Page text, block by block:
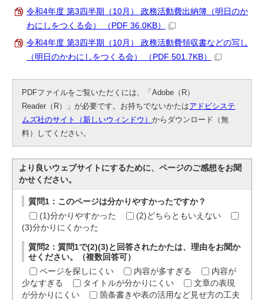
令和4年度 第3四半期（10月） 政務活動費出納簿（明日のか
わにしをつくる会） （PDF 36.0KB）
令和4年度 第3四半期（10月） 政務活動費領収書などの写し
（明日のかわにしをつくる会） （PDF 501.7KB）
PDFファイルをご覧いただくには、「Adobe（R）
Reader（R）」が必要です。お持ちでないかたはアドビシステ
ムズ社のサイト（新しいウィンドウ）からダウンロード（無
料）してください。
より良いウェブサイトにするために、ページのご感想をお聞
かせください。
質問1：このページは分かりやすかったですか？
(1)分かりやすかった
(2)どちらともいえない
(3)分かりにくかった
質問2：質問1で(2)(3)と回答されたかたは、理由をお聞か
せください。（複数回答可）
ページを探しにくい
内容が多すぎる
内容が
少なすぎる
タイトルが分かりにくい
文章の表現
が分かりにくい
箇条書きや表の活用など見せ方の工夫